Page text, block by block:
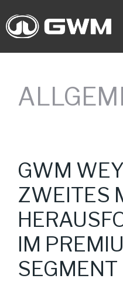
Inhalt
springen
GWM
ZWEITES
IM
SEGMENT